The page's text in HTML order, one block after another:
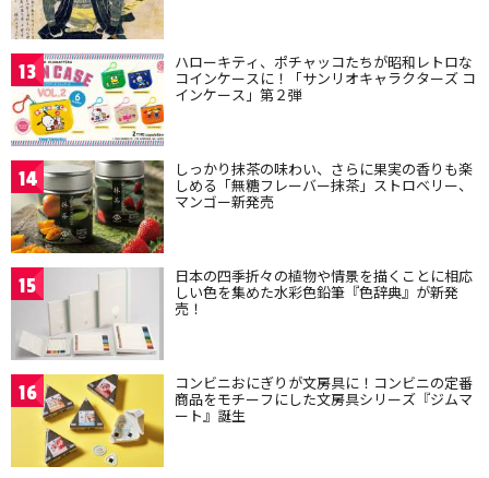
13 ハローキティ、ポチャッコたちが昭和レトロな
コインケースに！「サンリオキャラクターズ コ
インケース」第２弾
14 しっかり抹茶の味わい、さらに果実の香りも楽
しめる「無糖フレーバー抹茶」ストロベリー、
マンゴー新発売
15 日本の四季折々の植物や情景を描くことに相応
しい色を集めた水彩色鉛筆『色辞典』が新発
売！
16 コンビニおにぎりが文房具に！コンビニの定番
商品をモチーフにした文房具シリーズ『ジムマ
ート』誕生